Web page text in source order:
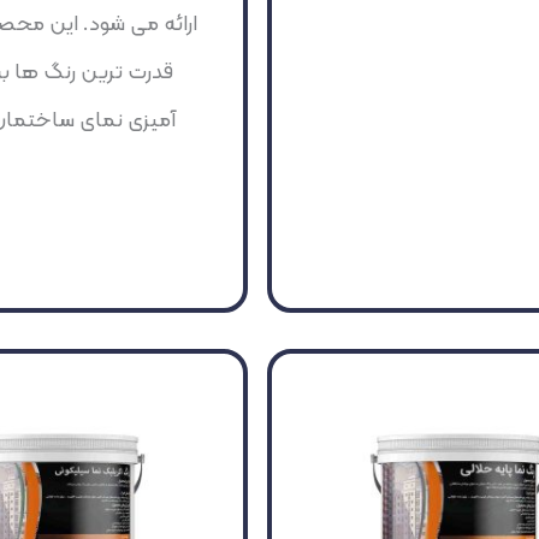
ارائه می شود. این
قدرت ترین رنگ ها
آمیزی نمای